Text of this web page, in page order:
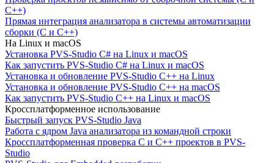
C++)
Прямая интеграция анализатора в системы автоматизации
сборки (C и C++)
На Linux и macOS
Установка PVS-Studio C# на Linux и macOS
Как запустить PVS-Studio C# на Linux и macOS
Установка и обновление PVS-Studio C++ на Linux
Установка и обновление PVS-Studio C++ на macOS
Как запустить PVS-Studio C++ на Linux и macOS
Кроссплатформенное использование
Быстрый запуск PVS-Studio Java
Работа с ядром Java анализатора из командной строки
Кроссплатформенная проверка C и C++ проектов в PVS-
Studio